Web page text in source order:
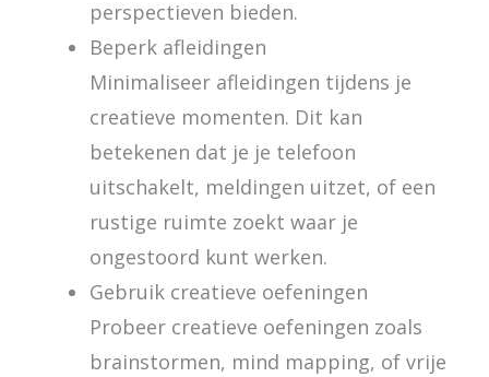
perspectieven bieden.
Beperk afleidingen
Minimaliseer afleidingen tijdens je
creatieve momenten. Dit kan
betekenen dat je je telefoon
uitschakelt, meldingen uitzet, of een
rustige ruimte zoekt waar je
ongestoord kunt werken.
Gebruik creatieve oefeningen
Probeer creatieve oefeningen zoals
brainstormen, mind mapping, of vrije